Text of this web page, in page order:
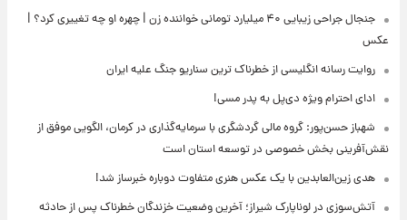
جنجال جراحی زیبایی ۴۰ میلیارد تومانی خواننده زن | چهره او چه تغییری کرد؟ |
عکس
روایت رسانه انگلیسی از خطرناک ترین سناریو جنگ علیه ایران
ادای احترام ویژه دی‌پل به پدر مسی!
شهباز حسن‌پور: گروه مالی گردشگری با سرمایه‌گذاری در کرمان، الگویی موفق از
نقش‌آفرینی بخش خصوصی در توسعه استان است
هدی زین‌العابدین با یک عکس هنری متفاوت دوباره خبرساز شد!
آتش‌سوزی در لوناپارک شیراز؛ آخرین وضعیت خزندگان خطرناک پس از حادثه